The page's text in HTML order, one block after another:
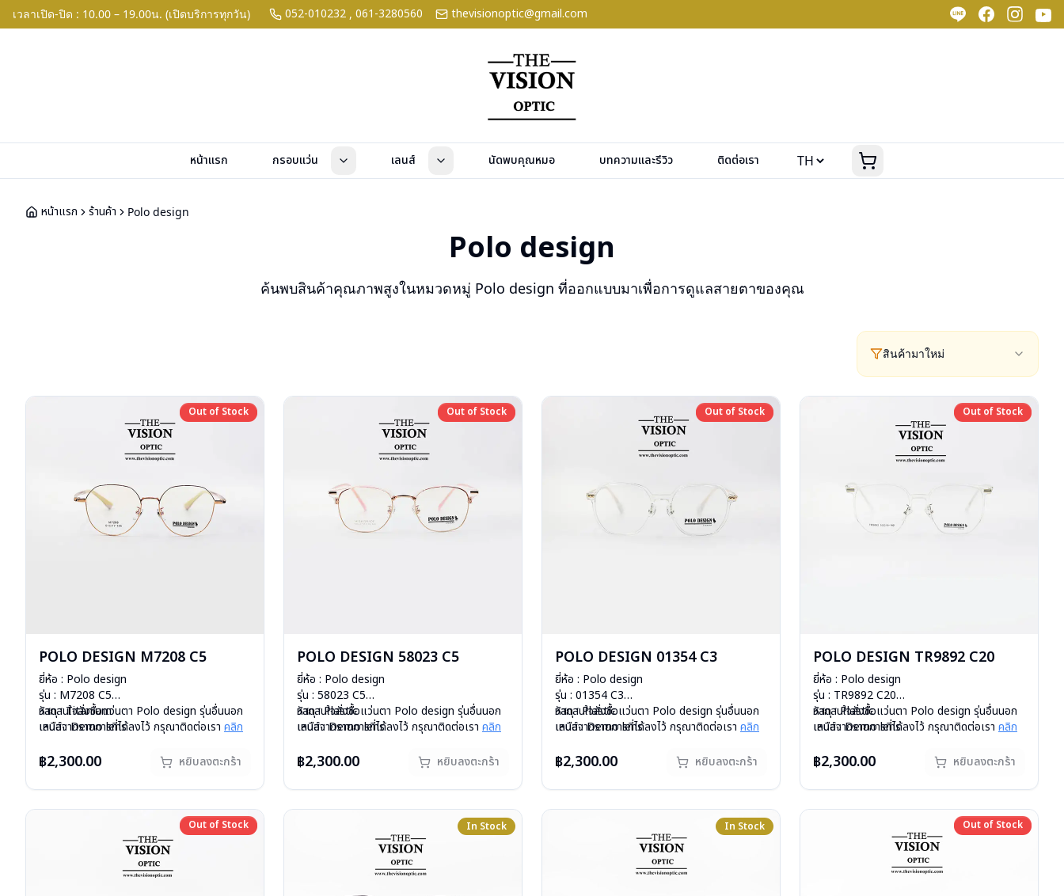
เวลาเปิด-ปิด : 10.00 – 19.00น. (เปิดบริการทุกวัน) 052-010232 , 061-3280560 thevisionoptic@gmail.com
หน้าแรก กรอบแว่น เลนส์ นัดพบคุณหมอ บทความและรีวิว ติดต่อเรา
หน้าแรก ร้านค้า Polo design
Polo design
ค้นพบสินค้าคุณภาพสูงในหมวดหมู่ Polo design ที่ออกแบบมาเพื่อการดูแลสายตาของคุณ
สินค้ามาใหม่
Out of Stock
Out of Stock
POLO DESIGN M7208 C5
ยี่ห้อ : Polo design
รุ่น : M7208 C5
วัสดุ : Titanium
เลนส์ : Demo lens
น้ำหนัก : 18 กรัม
การรับประกัน : 1 ปี
หากสนใจสั่งชื้อแว่นตา Polo design รุ่นอื่นนอก
เหนือจากรายการที่ได้ลงไว้ กรุณาติดต่อเรา คลิก
ติดต่อเรา คลิก
฿2,300.00 หยิบลงตะกร้า
Out of Stock
Out of Stock
POLO DESIGN 58023 C5
ยี่ห้อ : Polo design
รุ่น : 58023 C5
วัสดุ : Plastic
เลนส์ : Demo lens
น้ำหนัก : 19 กรัม
การรับประกัน : 1 ปี
หากสนใจสั่งชื้อแว่นตา Polo design รุ่นอื่นนอก
เหนือจากรายการที่ได้ลงไว้ กรุณาติดต่อเรา คลิก
ติดต่อเรา คลิก
฿2,300.00 หยิบลงตะกร้า
Out of Stock
Out of Stock
POLO DESIGN 01354 C3
ยี่ห้อ : Polo design
รุ่น : 01354 C3
วัสดุ : Plastic
เลนส์ : Demo lens
น้ำหนัก : 18 กรัม
การรับประกัน : 1 ปี
หากสนใจสั่งชื้อแว่นตา Polo design รุ่นอื่นนอก
เหนือจากรายการที่ได้ลงไว้ กรุณาติดต่อเรา คลิก
ติดต่อเรา คลิก
฿2,300.00 หยิบลงตะกร้า
Out of Stock
Out of Stock
POLO DESIGN TR9892 C20
ยี่ห้อ : Polo design
รุ่น : TR9892 C20
วัสดุ : Plastic
เลนส์ : Demo lens
น้ำหนัก : 19 กรัม
การรับประกัน : 1 ปี
หากสนใจสั่งชื้อแว่นตา Polo design รุ่นอื่นนอก
เหนือจากรายการที่ได้ลงไว้ กรุณาติดต่อเรา คลิก
ติดต่อเรา คลิก
฿2,300.00 หยิบลงตะกร้า
Out of Stock
Out of Stock In Stock In Stock Out of Stock
Out of Stock